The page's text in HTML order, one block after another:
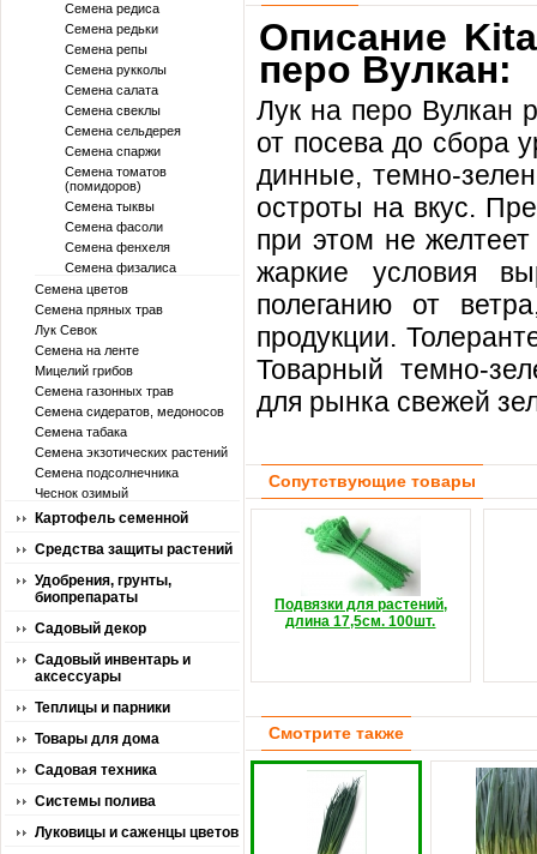
Семена редиса
Семена редьки
Семена репы
Семена рукколы
Семена салата
Семена свеклы
Семена сельдерея
Семена спаржи
Семена томатов
(помидоров)
Семена тыквы
Семена фасоли
Семена фенхеля
Семена физалиса
Семена цветов
Семена пряных трав
Лук Севок
Семена на ленте
Мицелий грибов
Семена газонных трав
Семена сидератов, медоносов
Семена табака
Семена экзотических растений
Семена подсолнечника
Чеснок озимый
Картофель семенной
Средства защиты растений
Удобрения, грунты,
биопрепараты
Садовый декор
Садовый инвентарь и
аксессуары
Теплицы и парники
Товары для дома
Садовая техника
Системы полива
Луковицы и саженцы цветов
Описание
перо Вулкан:
Лук на перо Вулкан
от посева до сбора
динные, темно-
остроты на вкус.
при этом не
жаркие условия
полеганию от
продукции.
Товарный темно-
для рынка свежей
Сопутствующие товары
Подвязки для растений,
длина 17,5см. 100шт.
Смотрите также